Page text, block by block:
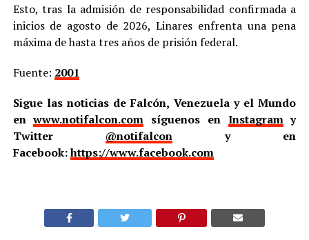
Esto, tras la admisión de responsabilidad confirmada a
inicios de agosto de 2026, Linares enfrenta una pena
máxima de hasta tres años de prisión federal.
Fuente: 2001
Sigue las noticias de Falcón, Venezuela y el Mundo
enwww.notifalcon.com síguenos en Instagramy
Twitter @notifalcony en
Facebook:https://www.facebook.com